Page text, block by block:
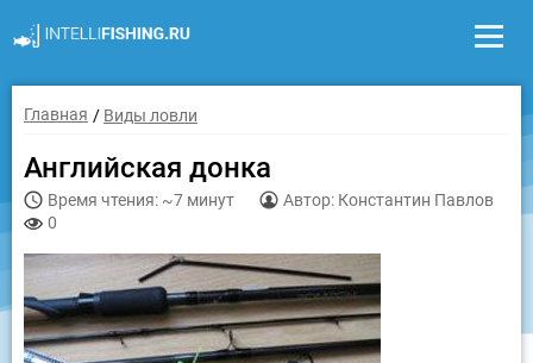
Главная Виды ловли
Английская донка
Время чтения: ~7 минут
Автор: Константин Павлов
0